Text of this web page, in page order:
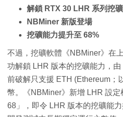
解鎖 RTX 30 LHR 系列挖
NBMiner 新版登場
挖礦能力提升至 68%
不過，挖礦軟體《NBMiner》在
功解鎖 LHR 版本的挖礦能力，由
前破解只支援 ETH (Ethereum；
幣。《NBMiner》新增 LHR 設
68」，即令 LHR 版本的挖礦能